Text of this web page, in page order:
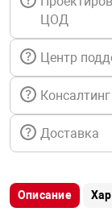
техника
автомобили
техника
ЦОД
Центр
Консалтинг
Доставка
Описание